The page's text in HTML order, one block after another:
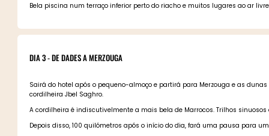
Bela piscina num terraço inferior perto do riacho e muitos lugares ao ar
DIA 3 - DE DADES A MERZOUGA
Sairá do hotel após o pequeno-almoço e partirá para Merzouga e as
cordilheira Jbel Saghro.
A cordilheira é indiscutivelmente a mais bela de Marrocos. Trilhos
Depois disso, 100 quilómetros após o início do dia, fará uma pausa para